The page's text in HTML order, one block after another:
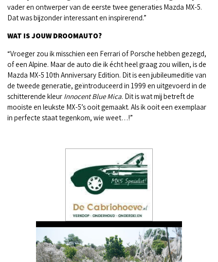
vader en ontwerper van de eerste twee generaties Mazda MX-5.
Dat was bijzonder interessant en inspirerend.”
WAT IS JOUW DROOMAUTO?
“Vroeger zou ik misschien een Ferrari of Porsche hebben gezegd,
of een Alpine. Maar de auto die ik écht heel graag zou willen, is de
Mazda MX-5 10th Anniversary Edition. Dit is een jubileumeditie van
de tweede generatie, geïntroduceerd in 1999 en uitgevoerd in de
schitterende kleur Innocent Blue Mica. Dit is wat mij betreft de
mooiste en leukste MX-5’s ooit gemaakt. Als ik ooit een exemplaar
in perfecte staat tegenkom, wie weet…!”